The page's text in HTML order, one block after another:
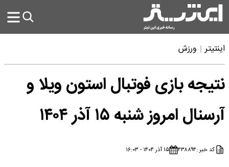
اینتیتر ورزش
نتیجه بازی فوتبال استون ویلا و
آرسنال امروز شنبه ۱۵ آذر ۱۴۰۴
کد خبر :۴۳۸۸۹۴ ۱۵ آذر ۱۴۰۴ - ۱۶:۰۳